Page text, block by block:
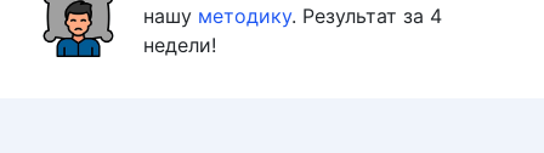
нашу методику. Результат за 4
недели!